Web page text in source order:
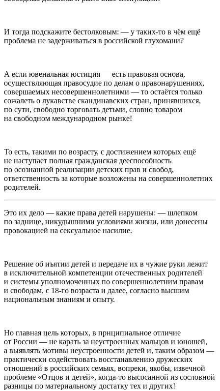
И тогда подскажите бестолковым: — у таких-то в чём ещё
проблема не задерживаться в российской глухомани?
А если ювенальная юстиция — есть правовая основа,
осуществляющая правосудие по делам о правонарушениях,
совершаемых несовершеннолетними — то остаётся только
сожалеть о лукавстве скандинавских стран, принявшихся,
по сути, свободно торговать детьми, словно товаром
на свободном международном рынке!
То есть, такими по возрасту, с достижением которых ещё
не наступает полная гражданская дееспособность
по осознанной реализации детских прав и свобод,
ответственность за которые возложены на совершеннолетних
родителей.
Это их дело — какие права детей нарушены: — шлепком
по заднице, никудышними условиями жизни, или донесены
провокацией на сексуальное насилие.
Решение об иъятии детей и передаче их в чужие руки лежит
в исключительной компетенции отечественных родителей
и системы уполномоченных по совершеннолетним правам
и свободам, с 18-го возраста и далее, согласно высшим
национальным знаниям и опыту.
Но главная цель которых, в прнципиальное отличие
от России — не карать за неустроенных мальцов и юношей,
а выявлять мотивы неустроенности детей и, таким образом —
практически содействовать восстанавлению дружеских
отношений в российских семьях, вопреки, якобы, извечной
проблеме «Отцов и детей», когда-то высосанной из сословной
разницы по материальному достатку тех и других!